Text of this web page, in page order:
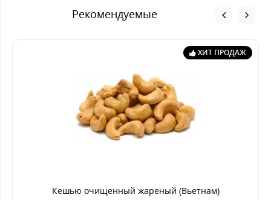
Рекомендуемые
ХИТ ПРОДАЖ
Кешью очищенный жареный (Вьетнам)